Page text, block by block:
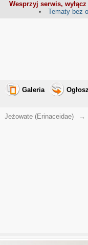
Wesprzyj serwis,
Tematy bez
Galeria
Jeżowate (Erinaceidae) →